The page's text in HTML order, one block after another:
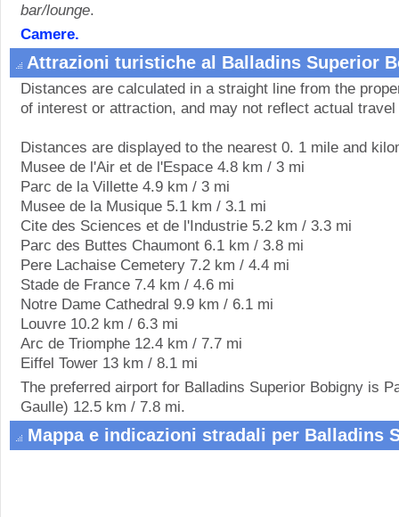
bar/lounge.
Camere.
Attrazioni turistiche al Balladins Superior
Distances are calculated in a straight line from the
of interest or attraction, and may not reflect actual
Distances are displayed to the nearest 0. 1 mile and
Musee de l'Air et de l'Espace 4.8 km / 3 mi
Parc de la Villette 4.9 km / 3 mi
Musee de la Musique 5.1 km / 3.1 mi
Cite des Sciences et de l'Industrie 5.2 km / 3.3 mi
Parc des Buttes Chaumont 6.1 km / 3.8 mi
Pere Lachaise Cemetery 7.2 km / 4.4 mi
Stade de France 7.4 km / 4.6 mi
Notre Dame Cathedral 9.9 km / 6.1 mi
Louvre 10.2 km / 6.3 mi
Arc de Triomphe 12.4 km / 7.7 mi
Eiffel Tower 13 km / 8.1 mi
The preferred airport for Balladins Superior Bobigny is
Gaulle) 12.5 km / 7.8 mi.
Mappa e indicazioni stradali per Balladins